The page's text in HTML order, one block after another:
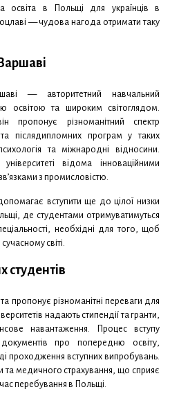
освіта в Польщі для українців в
— чудова нагода отримати таку
— авторитетний навчальний
освітою та широким світоглядом.
пропонує різноманітний спектр
та післядипломних програм у таких
та міжнародні відносини.
відома інноваційними
з промисловістю.
вступити ще до цілої низки
де студентами отримуватимуться
необхідні для того, щоб
світі.
студентів
пропонує різноманітні переваги для
надають стипендії та гранти,
навантаження. Процес вступу
про попередню освіту,
проходження вступних випробувань.
та медичного страхування, що сприяє
перебування в Польщі.